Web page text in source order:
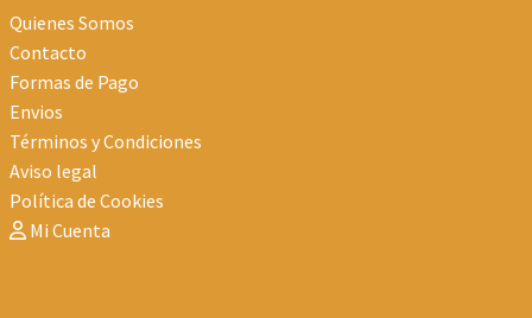
Quienes Somos
Contacto
Formas de Pago
Envios
Términos y Condiciones
Aviso legal
Política de Cookies
Mi Cuenta